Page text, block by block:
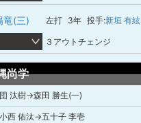
竜(三) 左打 3年 投手:新垣 有絃
３アウトチェンジ
尚学
団 汰樹→森田 勝生(一)
小西 佑汰→五十子 李壱